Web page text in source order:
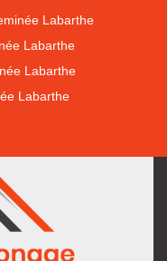
Labarthe
Labarthe
Labarthe
Labarthe